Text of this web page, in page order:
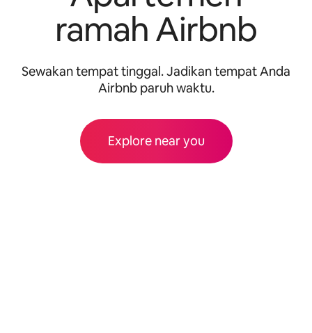
ramah Airbnb
Sewakan tempat tinggal. Jadikan tempat Anda
Airbnb paruh waktu.
Explore near you